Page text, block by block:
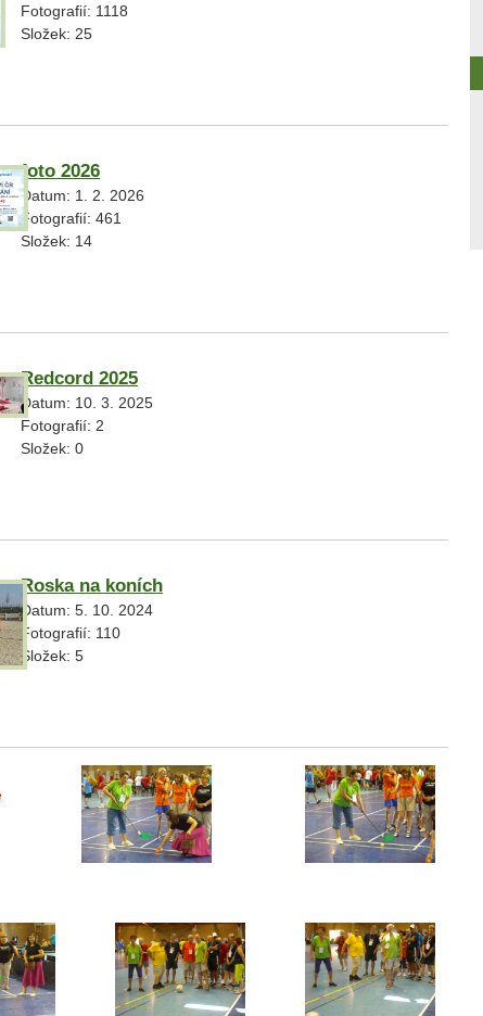
Fotografií: 1118
Složek: 25
foto 2026
Datum: 1. 2. 2026
Fotografií: 461
Složek: 14
Redcord 2025
Datum: 10. 3. 2025
Fotografií: 2
Složek: 0
Roska na koních
Datum: 5. 10. 2024
Fotografií: 110
Složek: 5